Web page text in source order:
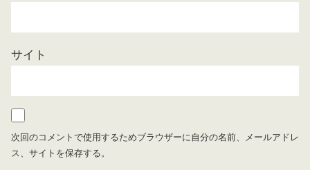
サイト
次回のコメントで使用するためブラウザーに自分の名前、メールアドレ
ス、サイトを保存する。